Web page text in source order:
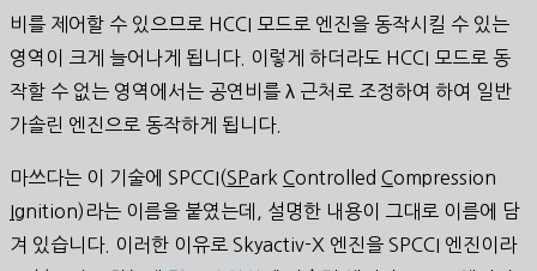
비를 제어할 수 있으므로 HCCI 모드로 엔진을 동작시킬 수 있는
영역이 크게 늘어나게 됩니다. 이렇게 하더라도 HCCI 모드로 동
작할 수 없는 영역에서는 공연비를 λ 근처로 조정하여 하여 일반
가솔린 엔진으로 동작하게 됩니다.
마쓰다는 이 기술에 SPCCI(SPark Controlled Compression
Ignition)라는 이름을 붙였는데, 설명한 내용이 그대로 이름에 담
겨 있습니다. 이러한 이유로 Skyactiv-X 엔진을 SPCCI 엔진이라